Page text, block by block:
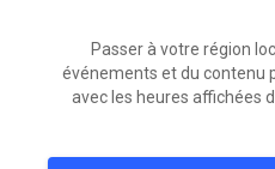
Passer à votre région
événements et du contenu
avec les heures affichées